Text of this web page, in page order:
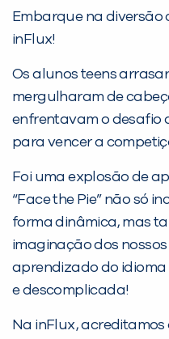
Embarque na diversão
inFlux!
Os alunos teens
mergulharam de
enfrentavam o desafio
para vencer a
Foi uma explosão de
“Face the Pie” não só
forma dinâmica, mas
imaginação dos
aprendizado do
e descomplicada!
Na inFlux,
PEÇA UMA